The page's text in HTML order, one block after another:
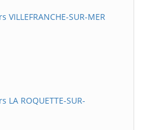
SUR-MER
ROQUETTE-SUR-